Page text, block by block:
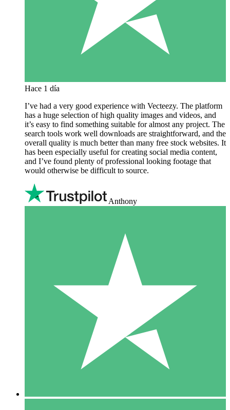
Hace 1 día
I’ve had a very good experience with Vecteezy. The platform
has a huge selection of high quality images and videos, and
it’s easy to find something suitable for almost any project. The
search tools work well downloads are straightforward, and the
overall quality is much better than many free stock websites. It
has been especially useful for creating social media content,
and I’ve found plenty of professional looking footage that
would otherwise be difficult to source.
Anthony